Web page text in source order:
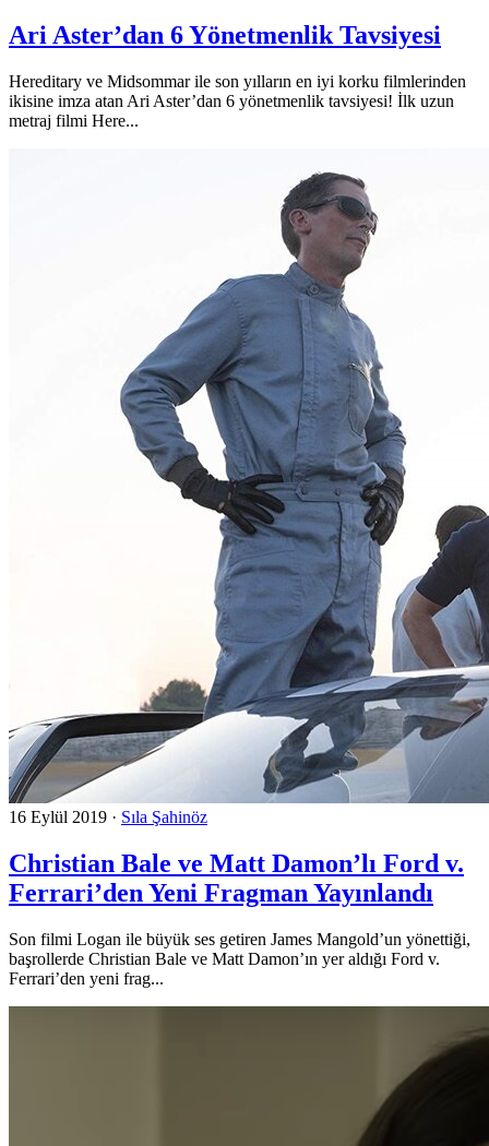
Ari Aster’dan 6 Yönetmenlik Tavsiyesi
Hereditary ve Midsommar ile son yılların en iyi korku filmlerinden
ikisine imza atan Ari Aster’dan 6 yönetmenlik tavsiyesi! İlk uzun
metraj filmi Here...
16 Eylül 2019 · Sıla Şahinöz
Christian Bale ve Matt Damon’lı Ford v.
Ferrari’den Yeni Fragman Yayınlandı
Son filmi Logan ile büyük ses getiren James Mangold’un yönettiği,
başrollerde Christian Bale ve Matt Damon’ın yer aldığı Ford v.
Ferrari’den yeni frag...